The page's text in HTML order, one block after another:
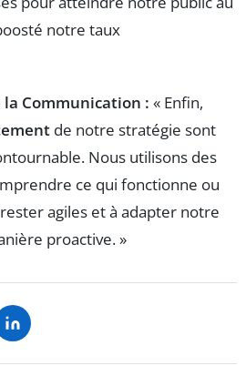
notre taux
Communication : « Enfin,
de notre stratégie sont
Nous utilisons des
ce qui fonctionne ou
agiles et à adapter notre
proactive. »